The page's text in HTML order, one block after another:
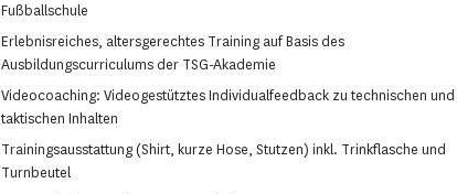
Fußballschule
Erlebnisreiches, altersgerechtes Training auf Basis des
Ausbildungscurriculums der TSG-Akademie
Videocoaching: Videogestütztes Individualfeedback zu technischen und
taktischen Inhalten
Trainingsausstattung (Shirt, kurze Hose, Stutzen) inkl. Trinkflasche und
Turnbeutel